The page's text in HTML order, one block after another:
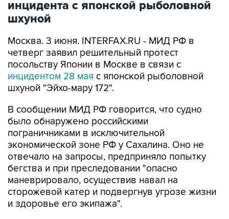
инцидента с японской рыболовной
шхуной
Москва. 3 июня. INTERFAX.RU - МИД РФ в
четверг заявил решительный протест
посольству Японии в Москве в связи с
инцидентом 28 мая с японской рыболовной
шхуной "Эйхо-мару 172".
В сообщении МИД РФ говорится, что судно
было обнаружено российскими
пограничниками в исключительной
экономической зоне РФ у Сахалина. Оно не
отвечало на запросы, предприняло попытку
бегства и при преследовании "опасно
маневрировало, осуществив навал на
сторожевой катер и подвергнув угрозе жизни
и здоровье его экипажа".